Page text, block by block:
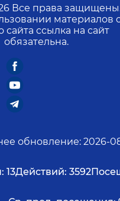
Все права
материалов
сайта ссылка на сайт
обязательна.
обновление: 2026-
13Действий: 3592